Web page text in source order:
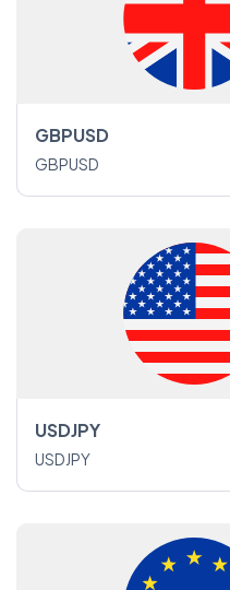
GBPUSD
GBPUSD
USDJPY
USDJPY